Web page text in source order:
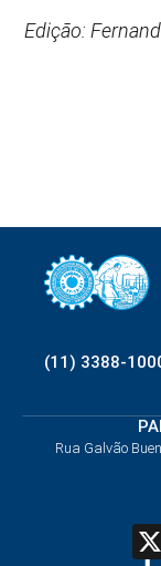
Edição:
(11) 3388-
Rua Galvão